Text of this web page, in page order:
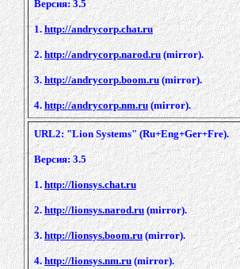
Версия: 3.5
1.http://andrycorp.chat.ru
2.http://andrycorp.narod.ru(mirror).
3.http://andrycorp.boom.ru(mirror).
4.http://andrycorp.nm.ru(mirror).
URL2: "Lion Systems" (Ru+Eng+Ger+Fre).
Версия: 3.5
1. http://lionsys.chat.ru
2.http://lionsys.narod.ru(mirror).
3.http://lionsys.boom.ru(mirror).
4.http://lionsys.nm.ru(mirror).